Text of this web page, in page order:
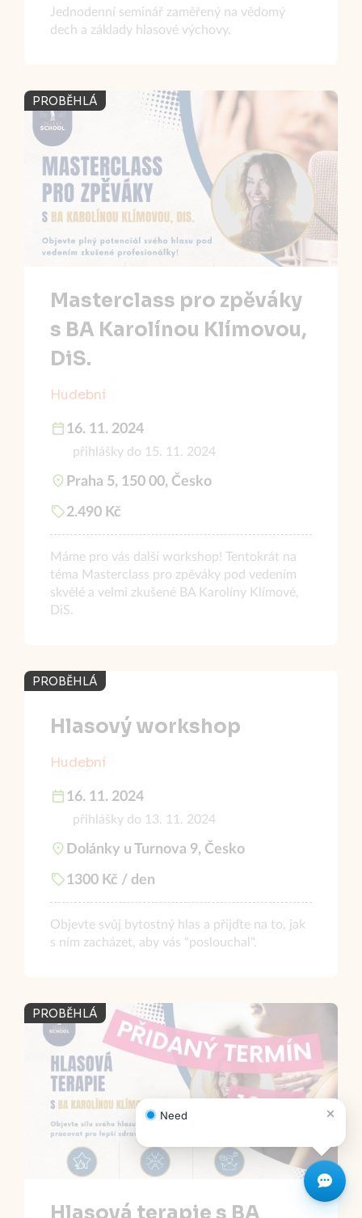
Jednodenní seminář zaměřený na vědomý
dech a základy hlasové výchovy.
PROBĚHLÁ
Masterclass pro zpěváky
s BA Karolínou Klímovou,
DiS.
Hudební
16. 11. 2024
přihlášky do 15. 11. 2024
Praha 5, 150 00, Česko
2.490 Kč
Máme pro vás další workshop! Tentokrát na
téma Masterclass pro zpěváky pod vedením
skvělé a velmi zkušené BA Karolíny Klímové,
DiS.
PROBĚHLÁ
Hlasový workshop
Hudební
16. 11. 2024
přihlášky do 13. 11. 2024
Dolánky u Turnova 9, Česko
1300 Kč / den
Objevte svůj bytostný hlas a přijďte na to, jak
s ním zacházet, aby vás "poslouchal".
PROBĚHLÁ